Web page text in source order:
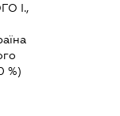
І.,
%)